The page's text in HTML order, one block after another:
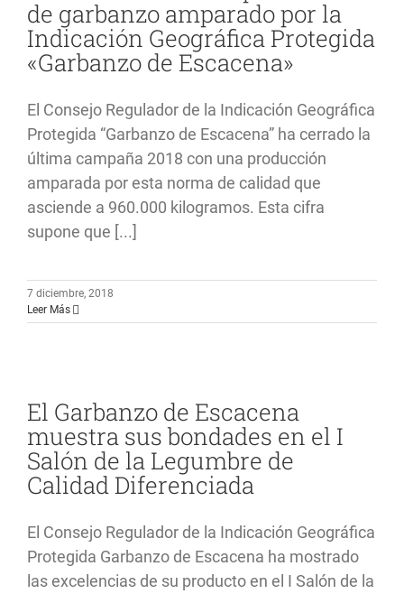
de garbanzo amparado por la
Indicación Geográfica Protegida
«Garbanzo de Escacena»
El Consejo Regulador de la Indicación Geográfica
Protegida “Garbanzo de Escacena” ha cerrado la
última campaña 2018 con una producción
amparada por esta norma de calidad que
asciende a 960.000 kilogramos. Esta cifra
supone que [...]
7 diciembre, 2018
Leer Más
El Garbanzo de Escacena
muestra sus bondades en el I
Salón de la Legumbre de
Calidad Diferenciada
El Consejo Regulador de la Indicación Geográfica
Protegida Garbanzo de Escacena ha mostrado
las excelencias de su producto en el I Salón de la